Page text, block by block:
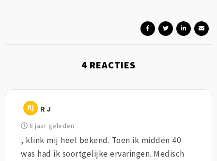
4 REACTIES
R J
8 jaar geleden
, klink mij heel bekend. Toen ik midden 40
was had ik soortgelijke ervaringen. Medisch